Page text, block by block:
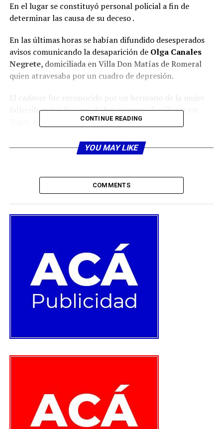
En el lugar se constituyó personal policial a fin de
determinar las causa de su deceso .
En las últimas horas se habían difundido desesperados
avisos comunicando la desaparición de Olga Canales
Negrete, domiciliada en Villa Don Matías de Romeral
quien atravesaba por un cuadro de depresión.
El cadaver fue reconocido por un hermano de la mujer
fallecida quien fue uno de los primeros familiares en
llegar al lugar de nombre Luis Canales.
La data de muerte seria de dos días, según pudo
establecer habrían varias hipótesis entre ellas, la que en
pasajeros el día anterior sin percatarse su maquinista.
RELATED TOPICS:
CONTINUE READING
YOU MAY LIKE
COMMENTS